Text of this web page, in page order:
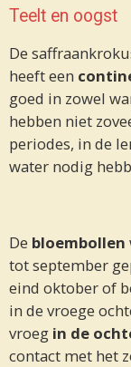
Teelt en oogst
De
heeft een
goed in zowel
hebben niet
periodes, in de
water nodig
De bloembollen
tot september
eind oktober of
in de vroege
vroeg in de
contact met het